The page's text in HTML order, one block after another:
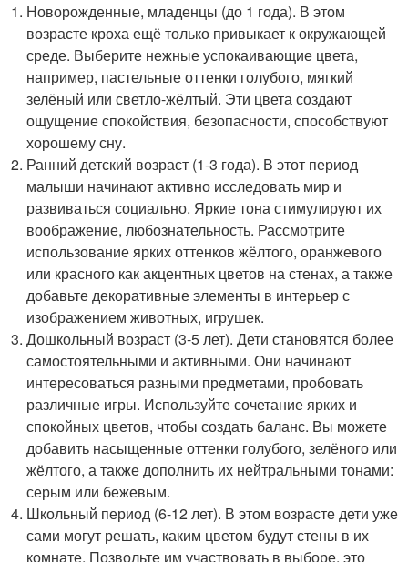
Новорожденные, младенцы (до 1 года). В этом
возрасте кроха ещё только привыкает к окружающей
среде. Выберите нежные успокаивающие цвета,
например, пастельные оттенки голубого, мягкий
зелёный или светло-жёлтый. Эти цвета создают
ощущение спокойствия, безопасности, способствуют
хорошему сну.
Ранний детский возраст (1-3 года). В этот период
малыши начинают активно исследовать мир и
развиваться социально. Яркие тона стимулируют их
воображение, любознательность. Рассмотрите
использование ярких оттенков жёлтого, оранжевого
или красного как акцентных цветов на стенах, а также
добавьте декоративные элементы в интерьер с
изображением животных, игрушек.
Дошкольный возраст (3-5 лет). Дети становятся более
самостоятельными и активными. Они начинают
интересоваться разными предметами, пробовать
различные игры. Используйте сочетание ярких и
спокойных цветов, чтобы создать баланс. Вы можете
добавить насыщенные оттенки голубого, зелёного или
жёлтого, а также дополнить их нейтральными тонами:
серым или бежевым.
Школьный период (6-12 лет). В этом возрасте дети уже
сами могут решать, каким цветом будут стены в их
комнате. Позвольте им участвовать в выборе, это